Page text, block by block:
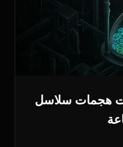
هجمات سلاسل